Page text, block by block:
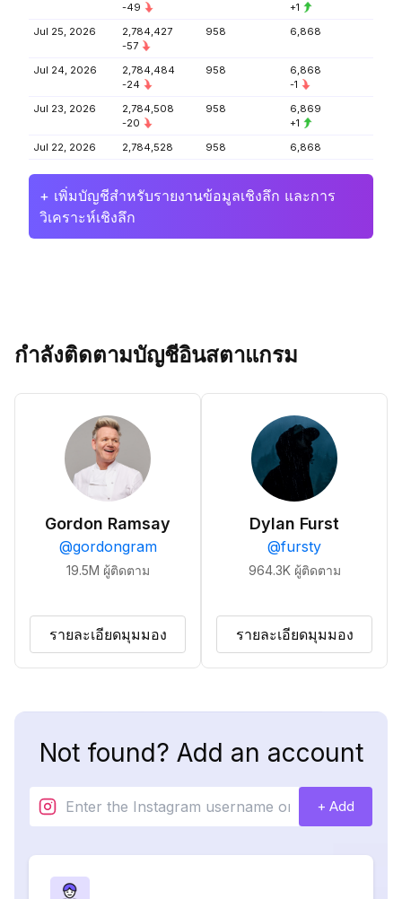
-49
+1
Jul 25, 2026
2,784,427
-57
958 6,868
Jul 24, 2026
2,784,484
-24
958
6,868
-1
Jul 23, 2026
2,784,508
-20
958
6,869
+1
Jul 22, 2026
2,784,528 958 6,868
+ เพิ่มบัญชีสำหรับรายงานข้อมูลเชิงลึก และการ
วิเคราะห์เชิงลึก
กำลังติดตามบัญชีอินสตาแกรม
Gordon Ramsay
@gordongram
19.5M ผู้ติดตาม
รายละเอียดมุมมอง
Dylan Furst
@fursty
964.3K ผู้ติดตาม
รายละเอียดมุมมอง
Not found? Add an account
+ Add